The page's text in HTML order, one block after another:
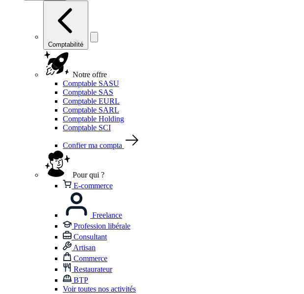
Comptabilité
Notre offre
Comptable SASU
Comptable SAS
Comptable EURL
Comptable SARL
Comptable Holding
Comptable SCI
Confier ma compta
Pour qui ?
E-commerce
Freelance
Profession libérale
Consultant
Artisan
Commerce
Restaurateur
BTP
Voir toutes nos activités